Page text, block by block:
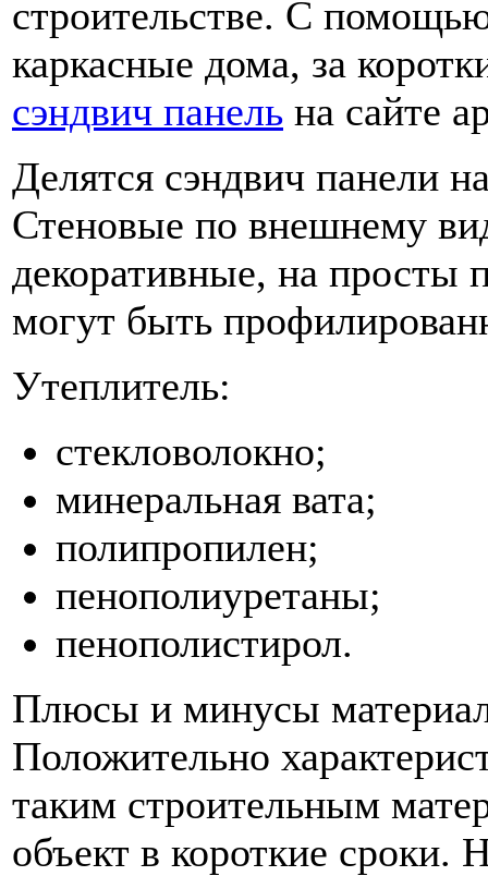
строительстве. С
каркасные дома, за
сэндвич панель на сайте
Делятся сэндвич панели
Стеновые по внешнему
декоративные, на просты
могут быть
Утеплитель:
стекловолокно;
минеральная вата;
полипропилен;
пенополиуретаны;
пенополистирол.
Плюсы и минусы
Положительно
таким строительным
объект в короткие сроки.